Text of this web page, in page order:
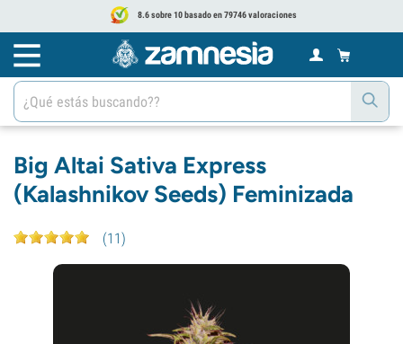
8.6 sobre 10 basado en 79746 valoraciones
Big Altai Sativa Express
(Kalashnikov Seeds) Feminizada
(11)